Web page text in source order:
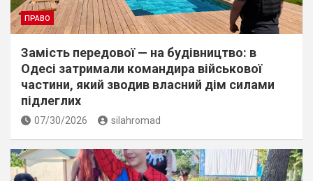
ПРАВО
Замість передової — на будівництво: в
Одесі затримали командира військової
частини, який зводив власний дім силами
підлеглих
07/30/2026 silahromad